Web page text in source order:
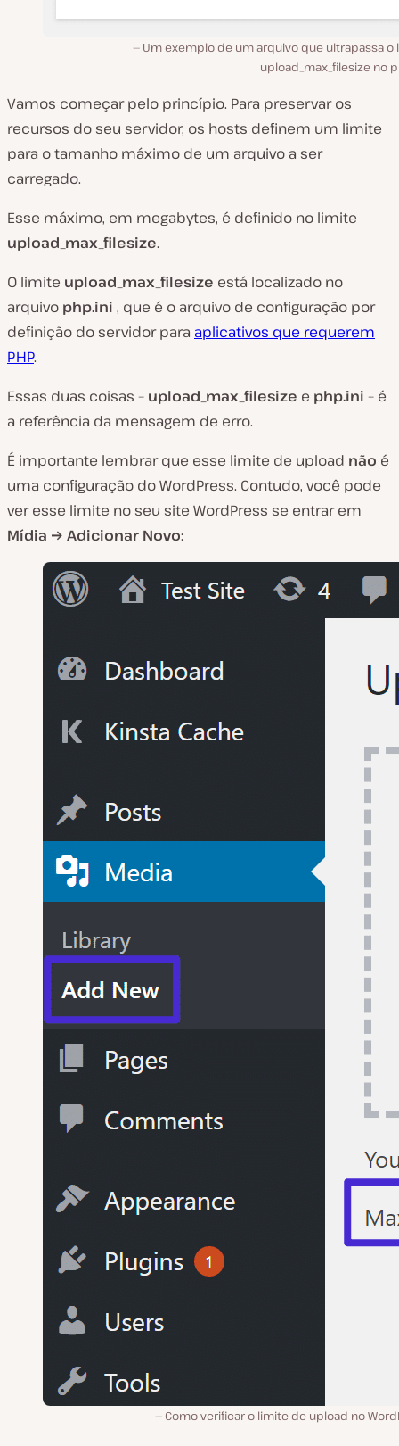
Um exemplo de um arquivo que ultrapassa o
upload_max_filesize no
Vamos começar pelo princípio. Para preservar os
recursos do seu servidor, os hosts definem um limite
para o tamanho máximo de um arquivo a ser
carregado.
Esse máximo, em megabytes, é definido no limite
upload_max_filesize.
O limite upload_max_filesize está localizado no
arquivo php.ini , que é o arquivo de configuração por
definição do servidor para aplicativos que requerem
PHP.
Essas duas coisas – upload_max_filesize e php.ini – é
a referência da mensagem de erro.
É importante lembrar que esse limite de upload não é
uma configuração do WordPress. Contudo, você pode
ver esse limite no seu site WordPress se entrar em
Mídia → Adicionar Novo:
Como verificar o limite de upload no